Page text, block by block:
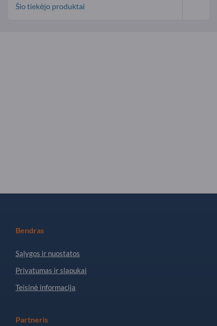
Šio tiekėjo produktai
Bendras
Sąlygos ir nuostatos
Privatumas ir slapukai
Teisinė informacija
Partneris